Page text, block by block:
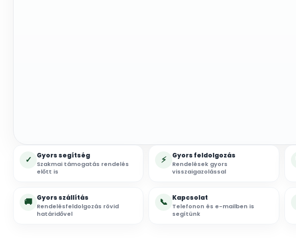
✓ Gyors segítség
Szakmai támogatás rendelés
előtt is
⚡ Gyors feldolgozás
Rendelések gyors
visszaigazolással
🚚 Gyors szállítás
Rendelésfeldolgozás rövid
határidővel
📞 Kapcsolat
Telefonon és e-mailben is
segítünk